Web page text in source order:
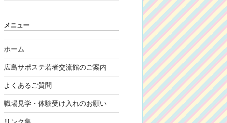
メニュー
ホーム
広島サポステ若者交流館のご案内
よくあるご質問
職場見学・体験受け入れのお願い